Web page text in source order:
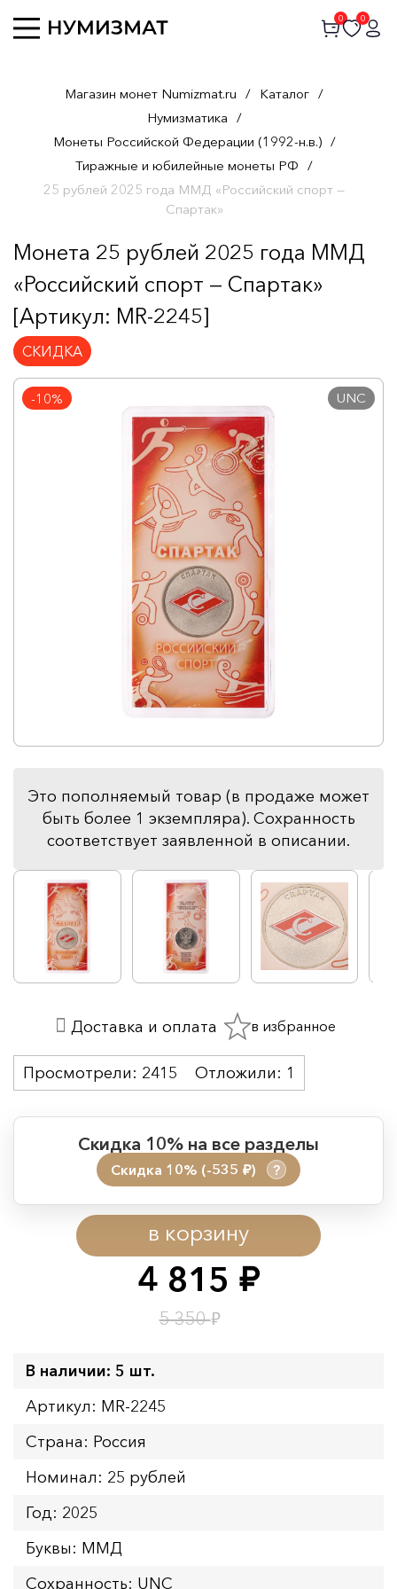
0 0
Магазин монет Numizmat.ru / Каталог /
Нумизматика /
Монеты Российской Федерации (1992-н.в.) /
Тиражные и юбилейные монеты РФ /
25 рублей 2025 года ММД «Российский спорт —
Спартак»
Монета 25 рублей 2025 года ММД
«Российский спорт — Спартак»
[Артикул: MR-2245]
СКИДКА
-10% UNC
Это пополняемый товар (в продаже может
быть более 1 экземпляра). Сохранность
соответствует заявленной в описании.
4 815 руб.
5 350₽
в корзину
Скидка 10% на все разделы
Скидка 10% (-535 руб.) ?
Период действия акции:
Начало:
08.08.2026 00:01
Окончание:
09.08.2026 23:59
Время до окончания:
Просмотрели: 2415 Отложили: 1
Доставка и оплата в избранное
В наличии: 5 шт.
Артикул: MR-2245
Страна: Россия
Номинал: 25 рублей
Год: 2025
Буквы: ММД
Сохранность: UNC